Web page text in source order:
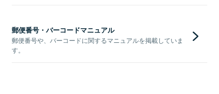
郵便番号・バーコードマニュアル
郵便番号や、バーコードに関するマニュアルを掲載していま
す。